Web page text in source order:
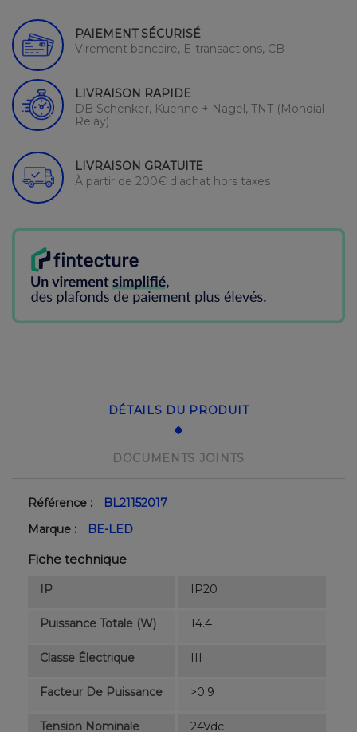
PAIEMENT SÉCURISÉ
Virement bancaire, E-transactions, CB
LIVRAISON RAPIDE
DB Schenker, Kuehne + Nagel, TNT (Mondial
Relay)
LIVRAISON GRATUITE
À partir de 200€ d'achat hors taxes
DÉTAILS DU PRODUIT
DOCUMENTS JOINTS
Référence :
BL21152017
Marque :
BE-LED
Fiche technique
IP IP20
Puissance Totale (W) 14.4
Classe Électrique III
Facteur De Puissance >0.9
Tension Nominale 24Vdc